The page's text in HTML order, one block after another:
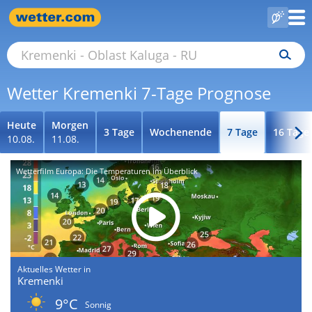
Wetter Kremenki 7-Tage Prognose
Heute
10.08.
Morgen
11.08.
3 Tage Wochenende 7 Tage 16 Tage
Wetterfilm Europa: Die Temperaturen im Überblick
Aktuelles Wetter in
Kremenki
9°C
Sonnig